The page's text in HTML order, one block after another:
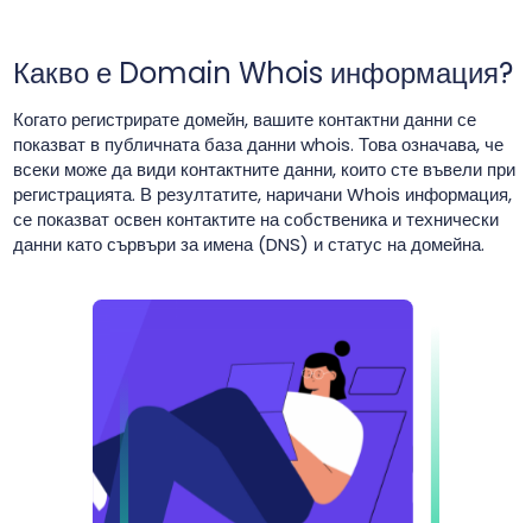
Какво е Domain Whois информация?
Когато регистрирате домейн, вашите контактни данни се
показват в публичната база данни whois. Това означава, че
всеки може да види контактните данни, които сте въвели при
регистрацията. В резултатите, наричани Whois информация,
се показват освен контактите на собственика и технически
данни като сървъри за имена (DNS) и статус на домейна.